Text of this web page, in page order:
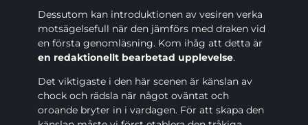
Dessutom kan introduktionen av vesiren verka
motsägelsefull när den jämförs med draken vid
en första genomläsning. Kom ihåg att detta är
en redaktionellt bearbetad upplevelse.
Det viktigaste i den här scenen är känslan av
chock och rädsla när något oväntat och
oroande bryter in i vardagen. För att skapa den